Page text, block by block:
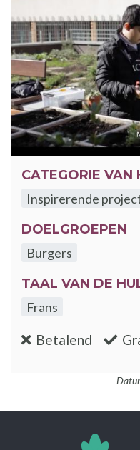
CATEGORIE VAN
Inspirerende
DOELGROEPEN
Burgers
TAAL VAN DE
Frans
Betalend :nee